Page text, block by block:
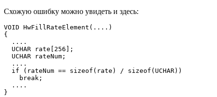
Схожую ошибку можно увидеть и здесь:
VOID HwFillRateElement(....)
{
  ....
  UCHAR rate[256];
  UCHAR rateNum;
  ....
  if (rateNum == sizeof(rate) / sizeof(UCHAR))
    break;
  ....
}